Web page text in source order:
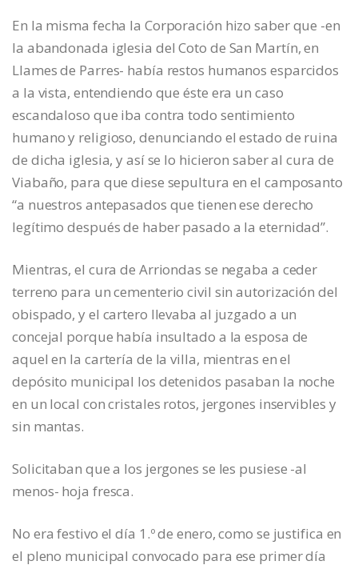
En la misma fecha la Corporación hizo saber que -en
la abandonada iglesia del Coto de San Martín, en
Llames de Parres- había restos humanos esparcidos
a la vista, entendiendo que éste era un caso
escandaloso que iba contra todo sentimiento
humano y religioso, denunciando el estado de ruina
de dicha iglesia, y así se lo hicieron saber al cura de
Viabaño, para que diese sepultura en el camposanto
“a nuestros antepasados que tienen ese derecho
legítimo después de haber pasado a la eternidad”.
Mientras, el cura de Arriondas se negaba a ceder
terreno para un cementerio civil sin autorización del
obispado, y el cartero llevaba al juzgado a un
concejal porque había insultado a la esposa de
aquel en la cartería de la villa, mientras en el
depósito municipal los detenidos pasaban la noche
en un local con cristales rotos, jergones inservibles y
sin mantas.
Solicitaban que a los jergones se les pusiese -al
menos- hoja fresca.
No era festivo el día 1.º de enero, como se justifica en
el pleno municipal convocado para ese primer día